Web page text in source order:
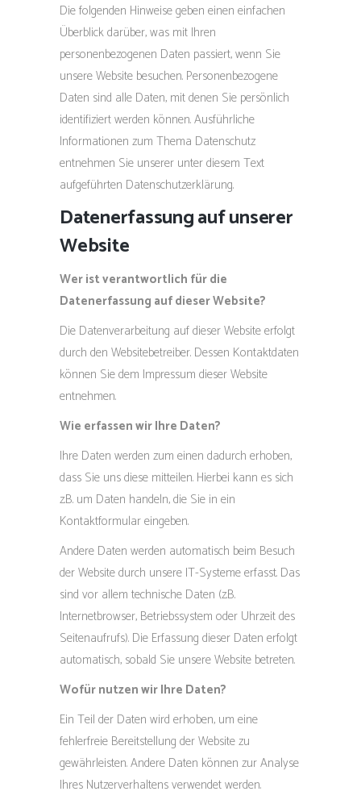
Die folgenden Hinweise geben einen einfachen
Überblick darüber, was mit Ihren
personenbezogenen Daten passiert, wenn Sie
unsere Website besuchen. Personenbezogene
Daten sind alle Daten, mit denen Sie persönlich
identifiziert werden können. Ausführliche
Informationen zum Thema Datenschutz
entnehmen Sie unserer unter diesem Text
aufgeführten Datenschutzerklärung.
Datenerfassung auf unserer
Website
Wer ist verantwortlich für die
Datenerfassung auf dieser Website?
Die Datenverarbeitung auf dieser Website erfolgt
durch den Websitebetreiber. Dessen Kontaktdaten
können Sie dem Impressum dieser Website
entnehmen.
Wie erfassen wir Ihre Daten?
Ihre Daten werden zum einen dadurch erhoben,
dass Sie uns diese mitteilen. Hierbei kann es sich
z.B. um Daten handeln, die Sie in ein
Kontaktformular eingeben.
Andere Daten werden automatisch beim Besuch
der Website durch unsere IT-Systeme erfasst. Das
sind vor allem technische Daten (z.B.
Internetbrowser, Betriebssystem oder Uhrzeit des
Seitenaufrufs). Die Erfassung dieser Daten erfolgt
automatisch, sobald Sie unsere Website betreten.
Wofür nutzen wir Ihre Daten?
Ein Teil der Daten wird erhoben, um eine
fehlerfreie Bereitstellung der Website zu
gewährleisten. Andere Daten können zur Analyse
Ihres Nutzerverhaltens verwendet werden.